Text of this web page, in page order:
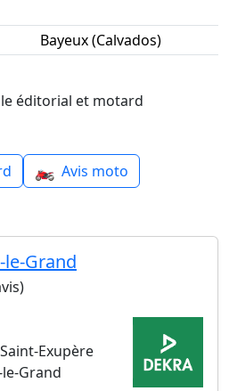
Bayeux (Calvados)
éditorial et motard
🏍️ Avis moto
Grand
Exupère
Grand